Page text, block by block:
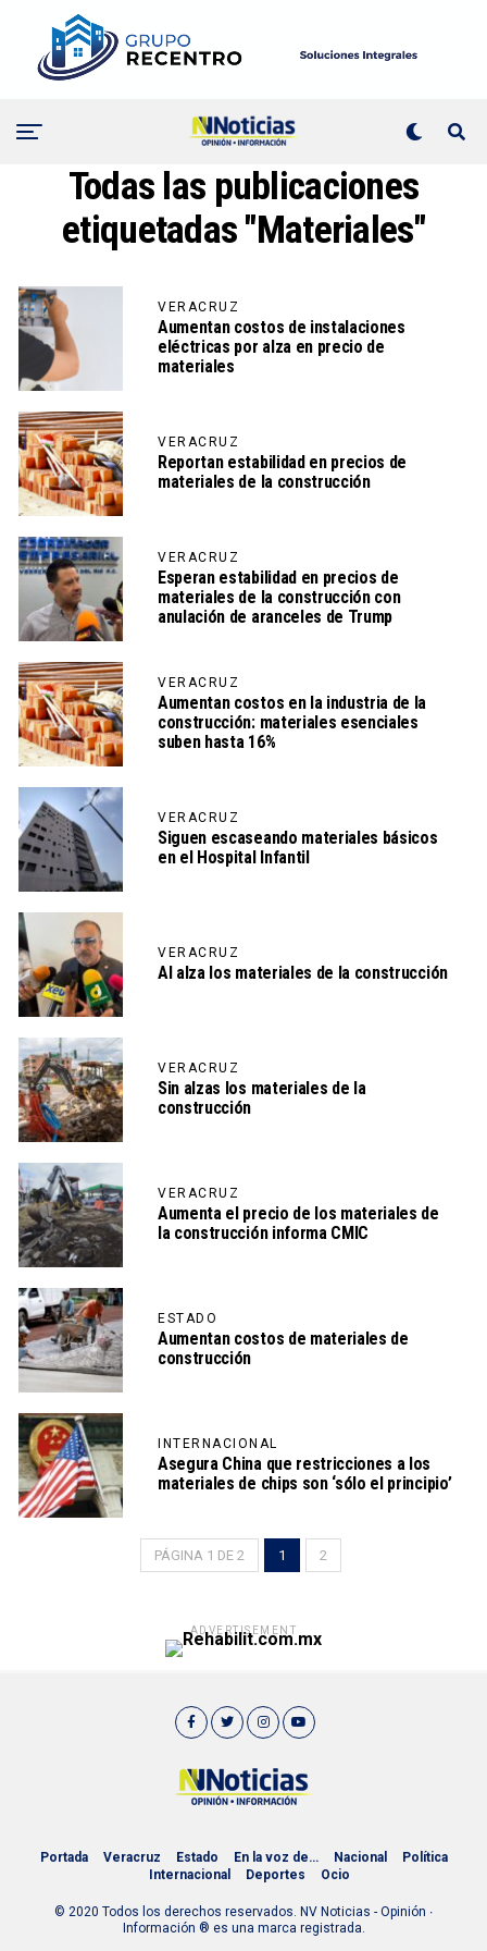
Todas las publicaciones
etiquetadas "Materiales"
VERACRUZ
Aumentan costos de instalaciones
eléctricas por alza en precio de
materiales
VERACRUZ
Reportan estabilidad en precios de
materiales de la construcción
VERACRUZ
Esperan estabilidad en precios de
materiales de la construcción con
anulación de aranceles de Trump
VERACRUZ
Aumentan costos en la industria de la
construcción: materiales esenciales
suben hasta 16%
VERACRUZ
Siguen escaseando materiales básicos
en el Hospital Infantil
VERACRUZ
Al alza los materiales de la construcción
VERACRUZ
Sin alzas los materiales de la
construcción
VERACRUZ
Aumenta el precio de los materiales de
la construcción informa CMIC
ESTADO
Aumentan costos de materiales de
construcción
INTERNACIONAL
Asegura China que restricciones a los
materiales de chips son ‘sólo el principio’
PÁGINA 1 DE 2 1 2
ADVERTISEMENT
Portada Veracruz Estado En la voz de… Nacional
Política
Internacional
Deportes Ocio
© 2020 Todos los derechos reservados. NV Noticias - Opinión ∙
Información ® es una marca registrada.